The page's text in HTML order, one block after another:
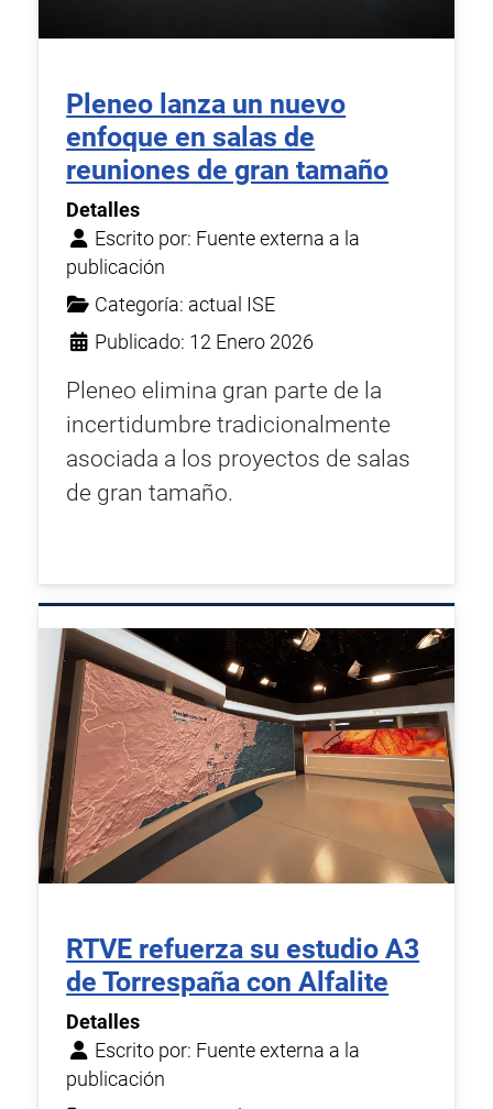
Pleneo lanza un nuevo
enfoque en salas de
reuniones de gran tamaño
Detalles
Escrito por: Fuente externa a la
publicación
Categoría: actual ISE
Publicado: 12 Enero 2026
Pleneo elimina gran parte de la
incertidumbre tradicionalmente
asociada a los proyectos de salas
de gran tamaño.
RTVE refuerza su estudio A3
de Torrespaña con Alfalite
Detalles
Escrito por: Fuente externa a la
publicación